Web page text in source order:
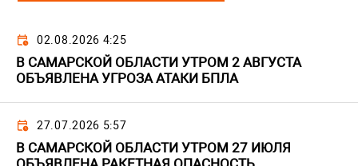
02.08.2026 4:25
В САМАРСКОЙ ОБЛАСТИ УТРОМ 2 АВГУСТА
ОБЪЯВЛЕНА УГРОЗА АТАКИ БПЛА
27.07.2026 5:57
В САМАРСКОЙ ОБЛАСТИ УТРОМ 27 ИЮЛЯ